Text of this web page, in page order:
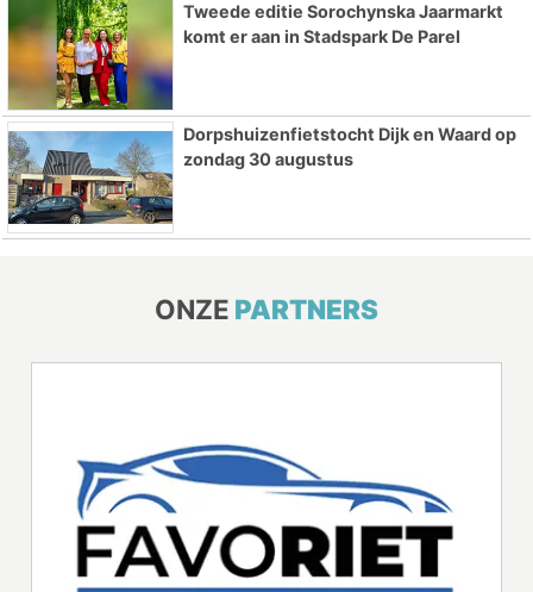
Tweede editie Sorochynska Jaarmarkt
komt er aan in Stadspark De Parel
Dorpshuizenfietstocht Dijk en Waard op
zondag 30 augustus
ONZE PARTNERS